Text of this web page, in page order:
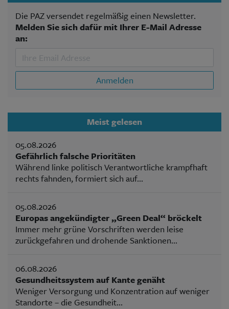
Die PAZ versendet regelmäßig einen Newsletter.
Melden Sie sich dafür mit Ihrer E-Mail Adresse
an:
Anmelden
Meist gelesen
05.08.2026
Gefährlich falsche Prioritäten
Während linke politisch Verantwortliche krampfhaft
rechts fahnden, formiert sich auf...
05.08.2026
Europas angekündigter „Green Deal“ bröckelt
Immer mehr grüne Vorschriften werden leise
zurückgefahren und drohende Sanktionen...
06.08.2026
Gesundheitssystem auf Kante genäht
Weniger Versorgung und Konzentration auf weniger
Standorte – die Gesundheit...